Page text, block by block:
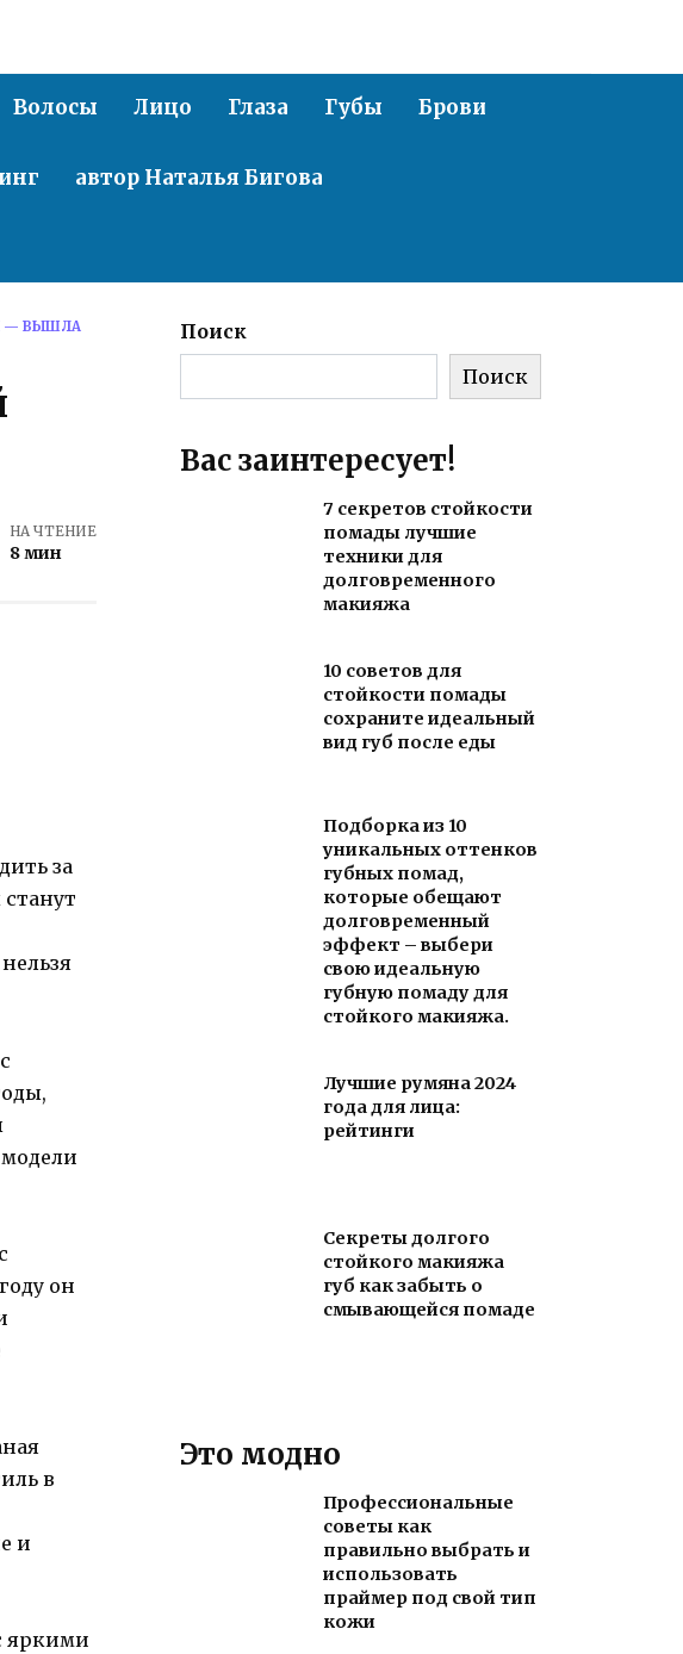
Волосы Лицо Глаза Губы Брови
автор Наталья Бигова
— ВЫШЛА
НА ЧТЕНИЕ
8 мин
за
он
в
и
яркими
Поиск
Поиск
Вас заинтересует!
7 секретов стойкости
помады лучшие
техники для
долговременного
макияжа
10 советов для
стойкости помады
сохраните идеальный
вид губ после еды
Подборка из 10
уникальных оттенков
губных помад,
которые обещают
долговременный
эффект – выбери
свою идеальную
губную помаду для
стойкого макияжа.
Лучшие румяна 2024
года для лица:
рейтинги
Секреты долгого
стойкого макияжа
губ как забыть о
смывающейся помаде
Это модно
Профессиональные
советы как
правильно выбрать и
использовать
праймер под свой тип
кожи